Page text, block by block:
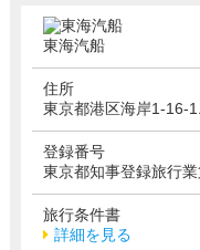
東海汽船
住所
東京都港区海岸1-16-
登録番号
東京都知事登録旅行
旅行条件書
詳細を見る